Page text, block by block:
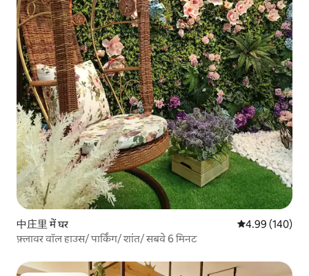
中庄里 में घर औसत रेटिंग 5 में से
4.99 (140)
फ़्लावर वॉल हाउस/ पार्किंग/ शांत/ सबवे 6 मिनट